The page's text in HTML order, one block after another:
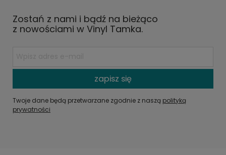
Zostań z nami i bądź na bieżąco
z nowościami w Vinyl Tamka.
zapisz się
Twoje dane będą przetwarzane zgodnie z naszą polityką
prywatności